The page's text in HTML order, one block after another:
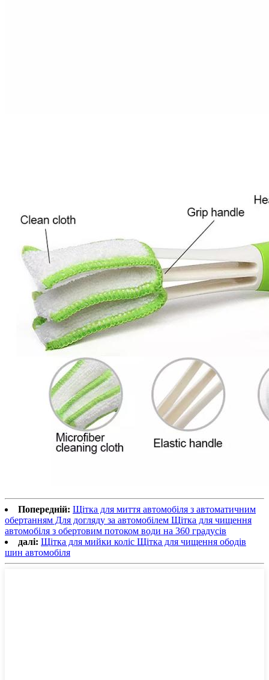
Попередній: Щітка для миття автомобіля з автоматичним
обертанням Для догляду за автомобілем Щітка для чищення
автомобіля з обертовим потоком води на 360 градусів
далі: Щітка для мийки коліс Щітка для чищення ободів
шин автомобіля